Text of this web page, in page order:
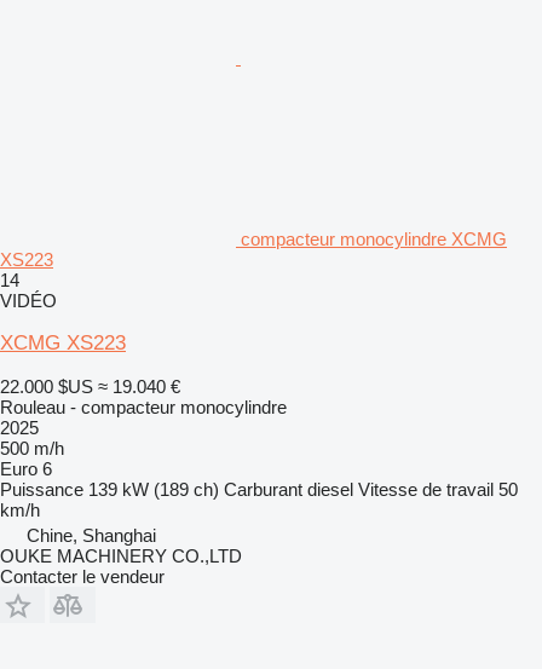
compacteur monocylindre XCMG
XS223
14
VIDÉO
XCMG XS223
22.000 $US ≈ 19.040 €
Rouleau - compacteur monocylindre
2025
500 m/h
Euro 6
Puissance 139 kW (189 ch) Carburant diesel Vitesse de travail 50
km/h
Chine, Shanghai
OUKE MACHINERY CO.,LTD
Contacter le vendeur